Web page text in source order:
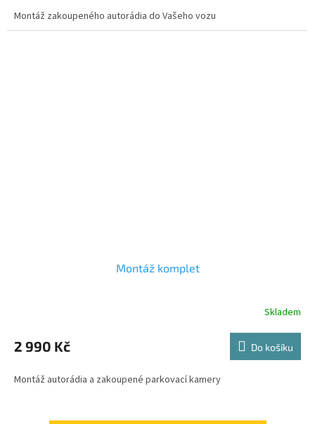
z
5
Montáž zakoupeného autorádia do Vašeho vozu
Montáž komplet
produktu
je
z
Skladem
2 990 Kč Do košíku
Montáž autorádia a zakoupené parkovací kamery